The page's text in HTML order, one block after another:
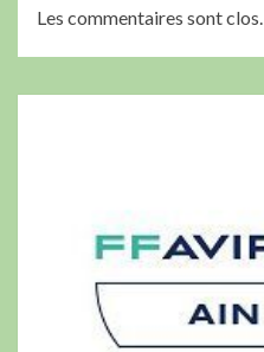
Les commentaires sont clos.